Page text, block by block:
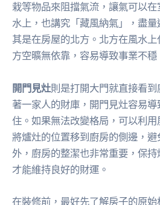
栽等物品來阻擋氣流，讓氣可以
水上，也講究「藏風納氣」，盡
其是在房屋的北方。北方在風水
方空曠無依靠，容易導致事業不穩
開門見灶則是打開大門就直接看
著一家人的財庫，開門見灶容易
住。如果無法改變格局，可以利
將爐灶的位置移到廚房的側邊，
外，廚房的整潔也非常重要，保持
才能維持良好的財運。
在裝修前，最好先了解房子的原